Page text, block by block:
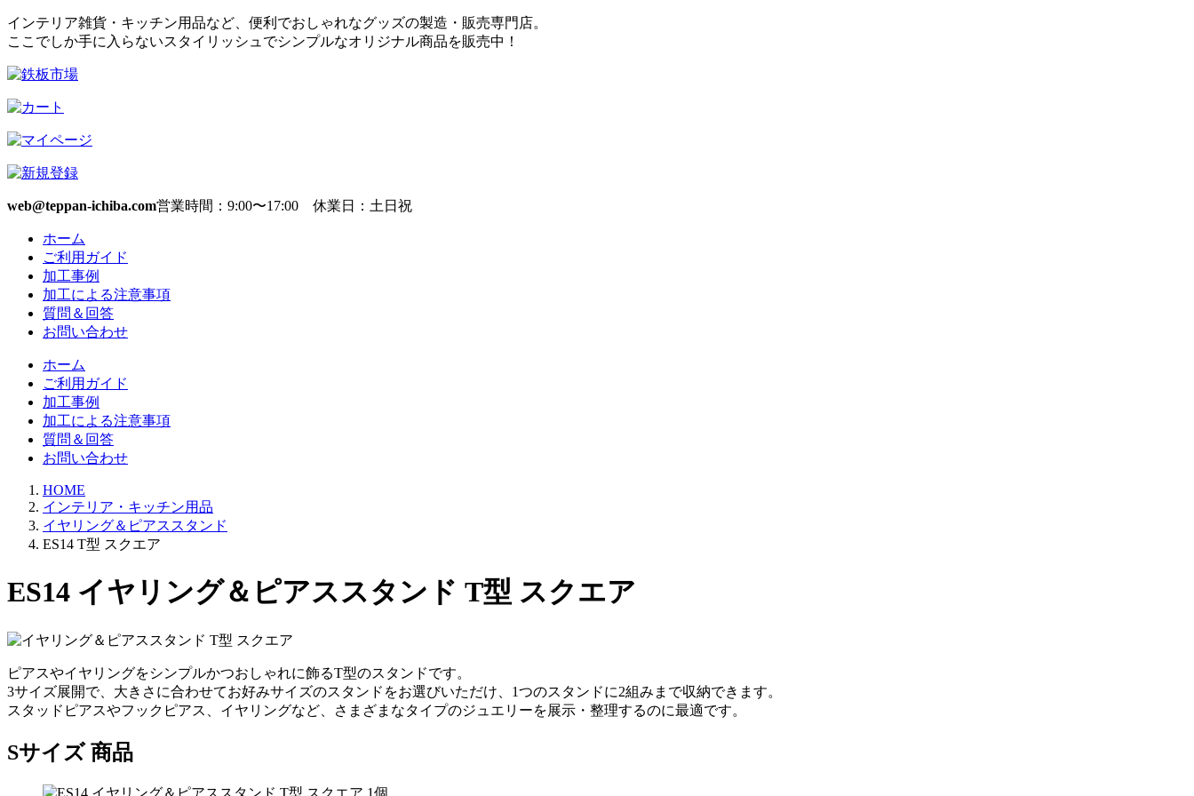
インテリア雑貨・キッチン用品など、便利でおしゃれなグッズの製造・販売専門店。
ここでしか手に入らないスタイリッシュでシンプルなオリジナル商品を販売中！
web@teppan-ichiba.com営業時間：9:00〜17:00 休業日：土日祝
ホーム
ご利用ガイド
加工事例
加工による注意事項
質問＆回答
お問い合わせ
ホーム
ご利用ガイド
加工事例
加工による注意事項
質問＆回答
お問い合わせ
HOME
インテリア・キッチン用品
イヤリング＆ピアススタンド
ES14 T型 スクエア
ES14 イヤリング＆ピアススタンド T型 スクエア
ピアスやイヤリングをシンプルかつおしゃれに飾るT型のスタンドです。
3サイズ展開で、大きさに合わせてお好みサイズのスタンドをお選びいただけ、1つのスタンドに2組みまで収納できます。
スタッドピアスやフックピアス、イヤリングなど、さまざまなタイプのジュエリーを展示・整理するのに最適です。
Sサイズ 商品